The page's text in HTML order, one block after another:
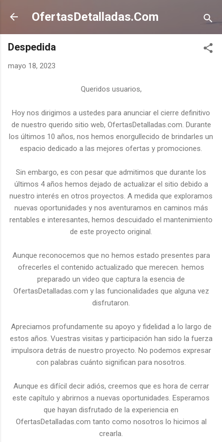
Ir al contenido principal
OfertasDetalladas.Com
Despedida
mayo 18, 2023
Queridos usuarios,
Hoy nos dirigimos a ustedes para anunciar el cierre definitivo
de nuestro querido sitio web, OfertasDetalladas.com. Durante
los últimos 10 años, nos hemos enorgullecido de brindarles un
espacio dedicado a las mejores ofertas y promociones.
Sin embargo, es con pesar que admitimos que durante los
últimos 4 años hemos dejado de actualizar el sitio debido a
nuestro interés en otros proyectos. A medida que exploramos
nuevas oportunidades y nos aventuramos en caminos más
rentables e interesantes, hemos descuidado el mantenimiento
de este proyecto original.
Aunque reconocemos que no hemos estado presentes para
ofrecerles el contenido actualizado que merecen. hemos
preparado un video que captura la esencia de
OfertasDetalladas.com y las funcionalidades que alguna vez
disfrutaron.
Apreciamos profundamente su apoyo y fidelidad a lo largo de
estos años. Vuestras visitas y participación han sido la fuerza
impulsora detrás de nuestro proyecto. No podemos expresar
con palabras cuánto significan para nosotros.
Aunque es difícil decir adiós, creemos que es hora de cerrar
este capítulo y abrirnos a nuevas oportunidades. Esperamos
que hayan disfrutado de la experiencia en
OfertasDetalladas.com tanto como nosotros lo hicimos al
crearla.